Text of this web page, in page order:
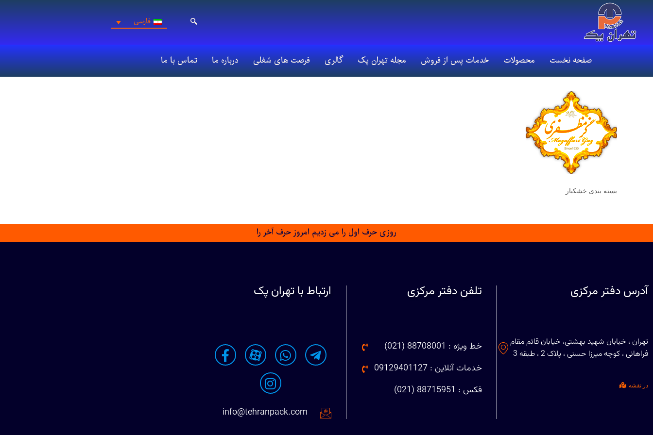
فارسی
صفحه نخست محصولات خدمات پس از فروش مجله تهران پک گالری فرصت های شغلی درباره ما تماس با ما
بسته بندی خشکبار
روزی حرف اول را می زدیم امروز حرف آخر را
آدرس دفتر مرکزی
تهران ، خیابان شهید بهشتی، خیابان قائم مقام
فراهانی ، کوچه میرزا حسنی ، پلاک 2 ، طبقه 3
در نقشه
تلفن دفتر مرکزی
خط ویژه : 88708001 (021)
خدمات آنلاین : 09129401127
فکس : 88715951 (021)
ارتباط با تهران پک
info@tehranpack.com